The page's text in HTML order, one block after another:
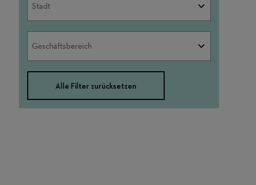
Stadt
Geschäftsbereich
Alle Filter zurücksetzen